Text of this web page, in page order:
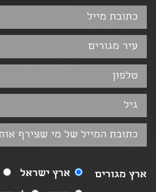
ארץ מגורים ארץ ישראל